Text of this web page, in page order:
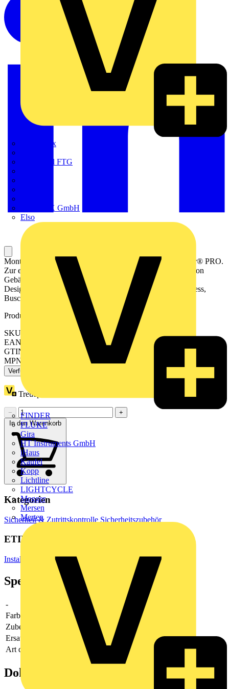
Adaptaflex
Amphenol FTG
DOTLUX GmbH
Elso
FINDER
FLUKE
Gira
HT Instruments GmbH
iHaus
Kaufel
Kopp
Lichtline
LIGHTCYCLE
Megger
Mersen
Merten
Montageadapter für Bewegungsmelder. Für Busch-Wächter® PRO.
Zur einfachen Montage und Befestigung auf Außenecken von
Gebäuden. Für Leitungsführung Aufputz oder Unterputz.
Designlinie: PRO Produktreihe: Busch-free@home® wireless,
Busch-free@home®, KNX
Produktkennzeichen
SKU: 2CKA006800A3089
EAN: 4011395319499
GTIN: 4011395319499
MPN: 6851/EA-135
Verfügbar: 3 Händler
Treuepunkte:
−
+
In den Warenkorb
Kategorien
Sicherheit & Zutrittskontrolle Sicherheitszubehör
ETIM Group
Installationsschalterprogramme/Steckvorrichtungen
Spezifikationen
-
Farbe
Zubehör
-
Ersatzteil
Nein
Art des Zubehörs/Ersatzteils
Dokumente